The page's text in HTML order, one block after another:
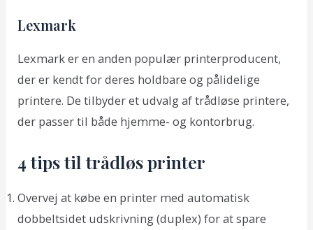
Lexmark
Lexmark er en anden populær printerproducent,
der er kendt for deres holdbare og pålidelige
printere. De tilbyder et udvalg af trådløse printere,
der passer til både hjemme- og kontorbrug.
4 tips til trådløs printer
Overvej at købe en printer med automatisk
dobbeltsidet udskrivning (duplex) for at spare